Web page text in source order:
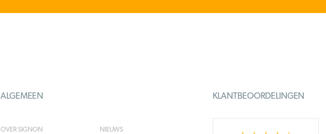
ALGEMEEN
OVER SIGNON NIEUWS
KLANTBEOORDELINGEN